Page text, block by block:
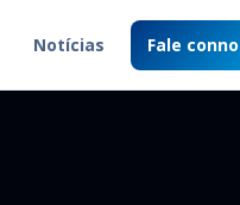
Notícias Fale